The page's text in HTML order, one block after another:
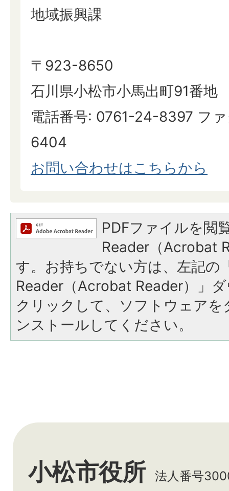
地域振興課
〒923-8650
石川県小松市小馬出町91番地
電話番号: 0761-24-8397 フ
6404
お問い合わせはこちらから
PDFファイルを閲
Reader（Acrobat
す。お持ちでない方は、左記の
Reader（Acrobat Reader）」
クリックして、ソフトウェア
ンストールしてください。
小松市役所 法人番号